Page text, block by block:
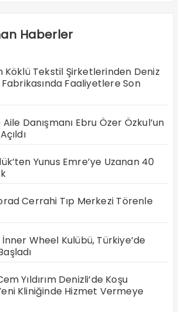
Haberler
Köklü Tekstil Şirketlerinden Deniz
Faaliyetlere Son
Aile Danışmanı Ebru Özer Özkul’un
Yunus Emre’ye Uzanan 40
Cerrahi Tıp Merkezi Törenle
Wheel Kulübü, Türkiye’de
Yıldırım Denizli’de Koşu
Kliniğinde Hizmet Vermeye